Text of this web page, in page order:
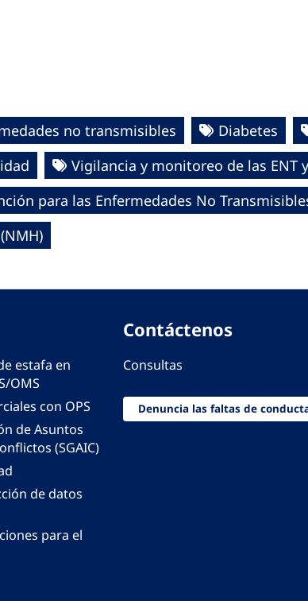
no transmisibles Diabetes
Vigilancia y monitoreo de las ENT
para las Enfermedades No
estafa en
OMS
con OPS
de Asuntos
(SGAIC)
de datos
para el
Contáctenos
Consultas
Denuncia las faltas de